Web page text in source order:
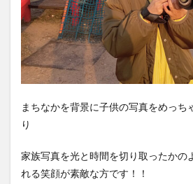
まちなかを背景に子供の写真をめっち
り
家族写真を光と時間を切り取ったかの
れる笑顔が素敵な方です！！